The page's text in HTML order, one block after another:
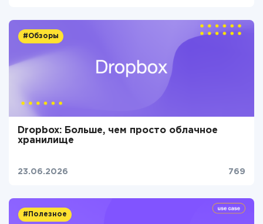
#Обзоры
Dropbox: Больше, чем просто облачное
хранилище
23.06.2026 769
#Полезное